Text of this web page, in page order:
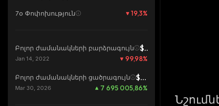
7օ Փոփոխություն 19,3%
Բոլոր ժամանակների բարձրագույն $0,4212
Jan 14, 2022 99,98%
Բոլոր ժամանակների ցածրագույն $0,000000001263
Mar 30, 2026 7 695 005,86%